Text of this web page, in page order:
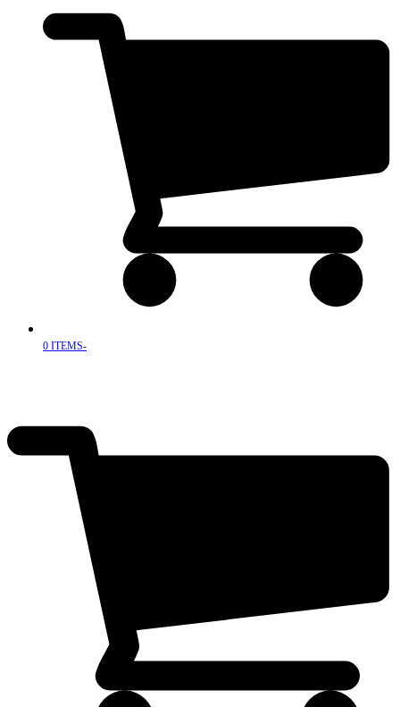
0 ITEMS-